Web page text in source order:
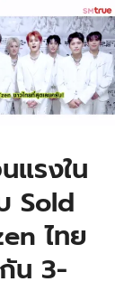
แรงใน
Sold
ไทย
น 3-